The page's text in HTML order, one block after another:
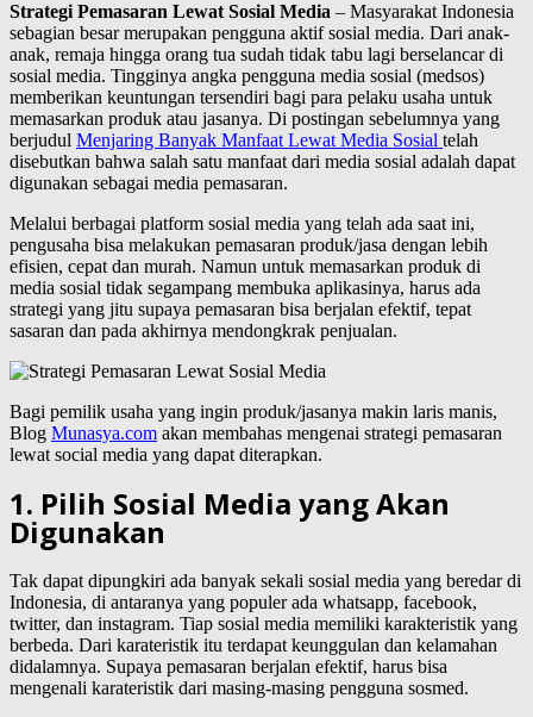
Strategi Pemasaran Lewat Sosial Media – Masyarakat Indonesia
sebagian besar merupakan pengguna aktif sosial media. Dari anak-
anak, remaja hingga orang tua sudah tidak tabu lagi berselancar di
sosial media. Tingginya angka pengguna media sosial (medsos)
memberikan keuntungan tersendiri bagi para pelaku usaha untuk
memasarkan produk atau jasanya. Di postingan sebelumnya yang
berjudul Menjaring Banyak Manfaat Lewat Media Sosial telah
disebutkan bahwa salah satu manfaat dari media sosial adalah dapat
digunakan sebagai media pemasaran.
Melalui berbagai platform sosial media yang telah ada saat ini,
pengusaha bisa melakukan pemasaran produk/jasa dengan lebih
efisien, cepat dan murah. Namun untuk memasarkan produk di
media sosial tidak segampang membuka aplikasinya, harus ada
strategi yang jitu supaya pemasaran bisa berjalan efektif, tepat
sasaran dan pada akhirnya mendongkrak penjualan.
Bagi pemilik usaha yang ingin produk/jasanya makin laris manis,
Blog Munasya.com akan membahas mengenai strategi pemasaran
lewat social media yang dapat diterapkan.
1. Pilih Sosial Media yang Akan
Digunakan
Tak dapat dipungkiri ada banyak sekali sosial media yang beredar di
Indonesia, di antaranya yang populer ada whatsapp, facebook,
twitter, dan instagram. Tiap sosial media memiliki karakteristik yang
berbeda. Dari karateristik itu terdapat keunggulan dan kelamahan
didalamnya. Supaya pemasaran berjalan efektif, harus bisa
mengenali karateristik dari masing-masing pengguna sosmed.